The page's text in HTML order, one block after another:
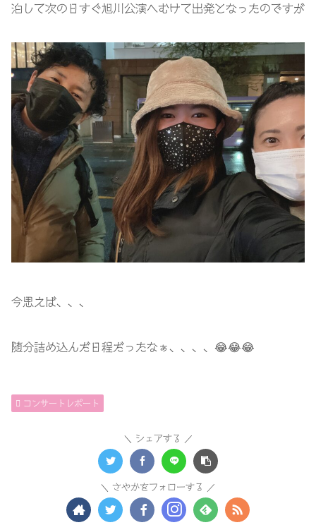
泊して次の日すぐ旭川公演へむけて出発となったのですが
今思えば、、、
随分詰め込んだ日程だったなぁ、、、、 😂😂😂
コンサートレポート
シェアする
さやかをフォローする